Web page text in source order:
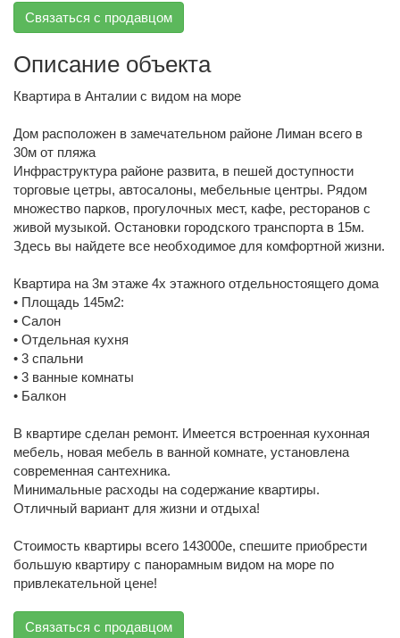
Связаться с продавцом
Описание объекта
Квартира в Анталии с видом на море
Дом расположен в замечательном районе Лиман всего в
30м от пляжа
Инфраструктура районе развита, в пешей доступности
торговые цетры, автосалоны, мебельные центры. Рядом
множество парков, прогулочных мест, кафе, ресторанов с
живой музыкой. Остановки городского транспорта в 15м.
Здесь вы найдете все необходимое для комфортной жизни.
Квартира на 3м этаже 4х этажного отдельностоящего дома
• Площадь 145м2:
• Салон
• Отдельная кухня
• 3 спальни
• 3 ванные комнаты
• Балкон
В квартире сделан ремонт. Имеется встроенная кухонная
мебель, новая мебель в ванной комнате, установлена
современная сантехника.
Минимальные расходы на содержание квартиры.
Отличный вариант для жизни и отдыха!
Стоимость квартиры всего 143000е, спешите приобрести
большую квартиру с панорамным видом на море по
привлекательной цене!
Связаться с продавцом